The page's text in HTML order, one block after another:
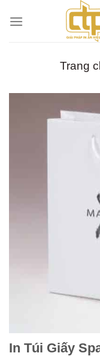
đến
Trang
In Túi Giấy